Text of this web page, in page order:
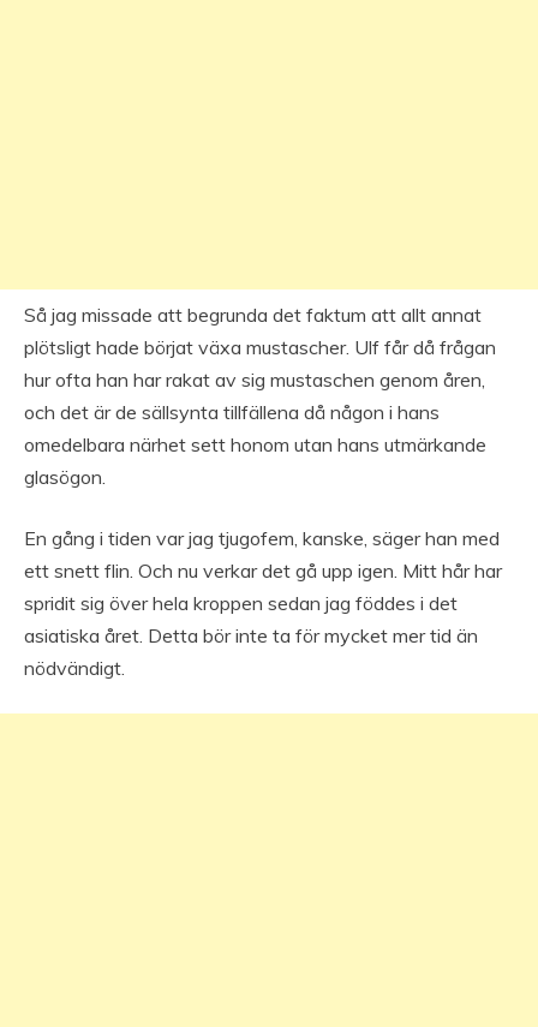
Så jag missade att begrunda det faktum att allt annat
plötsligt hade börjat växa mustascher. Ulf får då frågan
hur ofta han har rakat av sig mustaschen genom åren,
och det är de sällsynta tillfällena då någon i hans
omedelbara närhet sett honom utan hans utmärkande
glasögon.
En gång i tiden var jag tjugofem, kanske, säger han med
ett snett flin. Och nu verkar det gå upp igen. Mitt hår har
spridit sig över hela kroppen sedan jag föddes i det
asiatiska året. Detta bör inte ta för mycket mer tid än
nödvändigt.